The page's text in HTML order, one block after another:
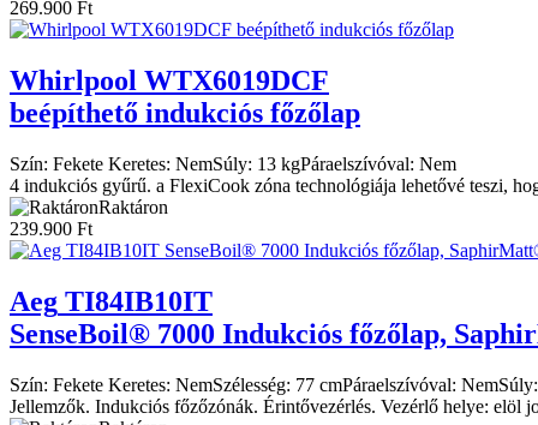
269.900 Ft
Whirlpool WTX6019DCF
beépíthető indukciós főzőlap
Szín: Fekete Keretes: NemSúly: 13 kgPáraelszívóval: Nem
4 indukciós gyűrű. a FlexiCook zóna technológiája lehetővé teszi,
Raktáron
239.900 Ft
Aeg TI84IB10IT
SenseBoil® 7000 Indukciós főzőlap,
Szín: Fekete Keretes: NemSzélesség: 77 cmPáraelszívóval: NemSúly:
Jellemzők. Indukciós főzőzónák. Érintővezérlés. Vezérlő helye: